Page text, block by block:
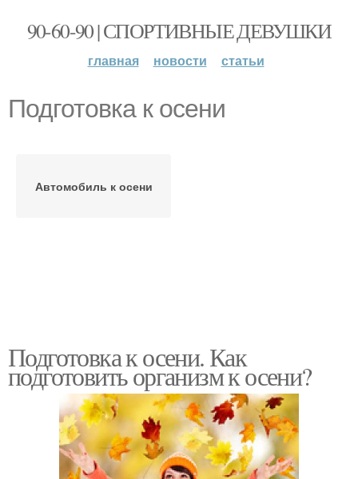
90-60-90 | СПОРТИВНЫЕ ДЕВУШКИ
главная новости статьи
Подготовка к осени
Автомобиль к осени
Подготовка к осени. Как
подготовить организм к осени?